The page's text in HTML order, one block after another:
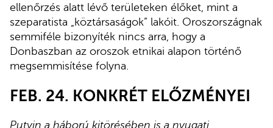
ellenőrzés alatt lévő területeken élőket, mint a
szeparatista „köztársaságok” lakóit. Oroszországnak
semmiféle bizonyíték nincs arra, hogy a
Donbaszban az oroszok etnikai alapon történő
megsemmisítése folyna.
FEB. 24. KONKRÉT ELŐZMÉNYEI
Putyin a háború kitörésében is a nyugati